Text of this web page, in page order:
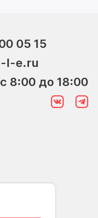
05 15
l-e.ru
8:00 до 18:00